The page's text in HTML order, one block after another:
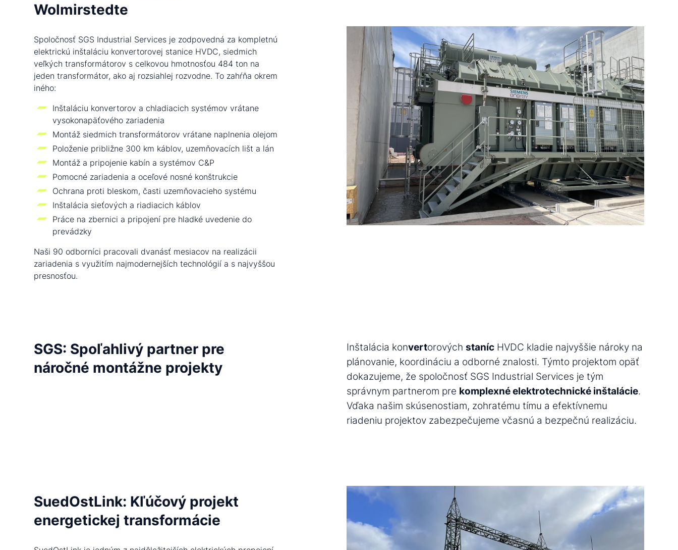
Wolmirstedte
Spoločnosť SGS Industrial Services je zodpovedná za kompletnú
elektrickú inštaláciu konvertorovej stanice HVDC, siedmich
veľkých transformátorov s celkovou hmotnosťou 484 ton na
jeden transformátor, ako aj rozsiahlej rozvodne. To zahŕňa okrem
iného:
Inštaláciu konvertorov a chladiacich systémov vrátane
vysokonapäťového zariadenia
Montáž siedmich transformátorov vrátane naplnenia olejom
Položenie približne 300 km káblov, uzemňovacích lišt a lán
Montáž a pripojenie kabín a systémov C&P
Pomocné zariadenia a oceľové nosné konštrukcie
Ochrana proti bleskom, časti uzemňovacieho systému
Inštalácia sieťových a riadiacich káblov
Práce na zbernici a pripojení pre hladké uvedenie do
prevádzky
Naši 90 odborníci pracovali dvanásť mesiacov na realizácii
zariadenia s využitím najmodernejších technológií a s najvyššou
presnosťou.
SGS: Spoľahlivý partner pre
náročné montážne projekty
Inštalácia konvertorových stanícHVDC kladie najvyššie nároky na
plánovanie, koordináciu a odborné znalosti. Týmto projektom opäť
dokazujeme, že spoločnosť SGS Industrial Services je tým
správnym partnerom pre komplexné elektrotechnické inštalácie.
Vďaka našim skúsenostiam, zohratému tímu a efektívnemu
riadeniu projektov zabezpečujeme včasnú a bezpečnú realizáciu.
SuedOstLink: Kľúčový projekt
energetickej transformácie